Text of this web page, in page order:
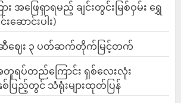
း အဖြေရှာရမည့် ချင်းတွင်းမြစ်ဝှမ်း ရွှေ
ဆောင်းပါး)
ဆီဈေး ၃ ပတ်ဆက်တိုက်မြင့်တက်
တူရပ်တည်ကြောင်း ရှစ်လေးလုံး
ပြည့်တွင် သံရုံးများထုတ်ပြန်